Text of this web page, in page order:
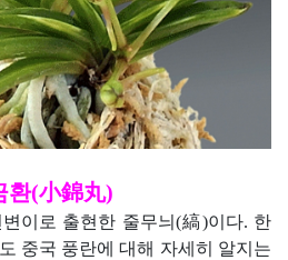
환(小錦丸)
이로 출현한 줄무늬(縞)이다. 한
중국 풍란에 대해 자세히 알지는